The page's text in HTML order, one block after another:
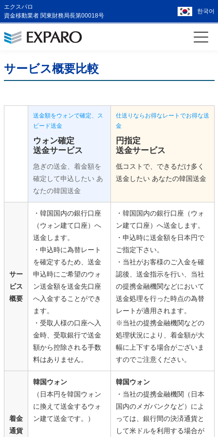
エクスパロ
資金移動業者 関東財務局長第00018号
한국어
サービス概要比較
送金額をウォンで確定、ス
ピード送金
ウォン確定
送金サービス
急ぎの送金、着金額を
確定して申込したい あ
なたの韓国送金
仕送りならお得なレートでお得な送
金
円指定
送金サービス
低コストで、できるだけ多く
送金したいあなたの韓国送金
サー
ビス
概要
・韓国国内の銀行口座
（ウォン建て口座）へ
送金します。
・申込時に為替レート
を確定するため、送金
申込時にご希望のウォ
ン送金額を送金先口座
へ入金することができ
ます。
・受取人様の口座へ入
金時、受取銀行で送金
額から控除される手数
料はありません。
・韓国国内の銀行口座（ウォ
ン建て口座）へ送金します。
・申込時に送金額を日本円で
ご指定下さい。
・当社がお客様のご入金を確
認後、送金指示を行い、当社
の提携金融機関などにおいて
送金処理を行った時点の為替
レートが適用されます。
※当社の提携金融機関などの
処理状況により、着金額が大
幅に上下する場合がございま
すのでご注意ください。
着金
通貨
韓国ウォン
（日本円を韓国ウォン
に換えて送金するウォ
ン建て送金です。）
韓国ウォン
・当社の提携金融機関（日本
国内のメガバンクなど）によ
っては、銀行間の決済通貨と
して米ドルを利用する場合が